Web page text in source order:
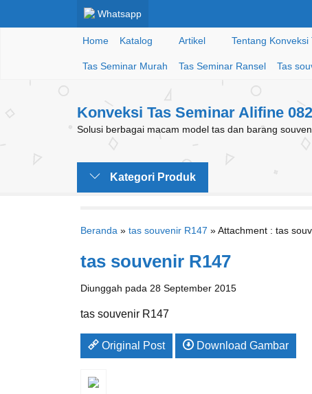
Whatsapp
Home Katalog Artikel Tentang Konveksi
Tas Seminar Murah Tas Seminar Ransel Tas
Konveksi Tas Seminar Alifine
Solusi berbagai macam model tas dan barang
Kategori Produk
Beranda » tas souvenir R147 » Attachment : tas
tas souvenir R147
Diunggah pada 28 September 2015
tas souvenir R147
Original Post Download Gambar